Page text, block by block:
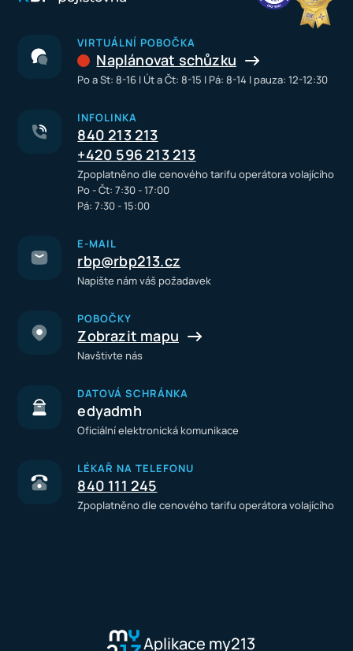
VIRTUÁLNÍ POBOČKA
Naplánovat schůzku
Po a St: 8-16 I Út a Čt: 8-15 I Pá: 8-14 I pauza: 12-12:30
INFOLINKA
840 213 213
+420 596 213 213
Zpoplatněno dle cenového tarifu operátora volajícího
Po - Čt: 7:30 - 17:00
Pá: 7:30 - 15:00
E-MAIL
rbp@rbp213.cz
Napište nám váš požadavek
POBOČKY
Zobrazit mapu
Navštivte nás
DATOVÁ SCHRÁNKA
edyadmh
Oficiální elektronická komunikace
LÉKAŘ NA TELEFONU
840 111 245
Zpoplatněno dle cenového tarifu operátora volajícího
Aplikace my213